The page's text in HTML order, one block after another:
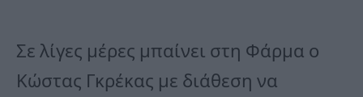
Σε λίγες μέρες μπαίνει στη Φάρμα ο
Κώστας Γκρέκας με διάθεση να